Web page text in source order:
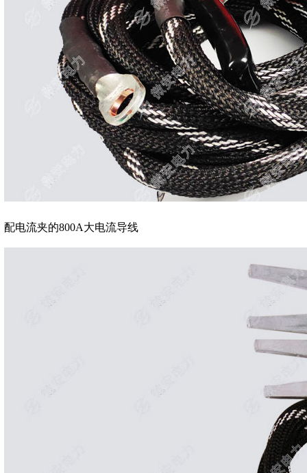
配电流夹的800A大电流导线